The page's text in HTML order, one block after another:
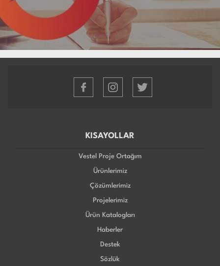
KISAYOLLAR
Vestel Proje Ortağım
Ürünlerimiz
Çözümlerimiz
Projelerimiz
Ürün Katalogları
Haberler
Destek
Sözlük